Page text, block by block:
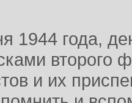
1944 года,
второго
и их